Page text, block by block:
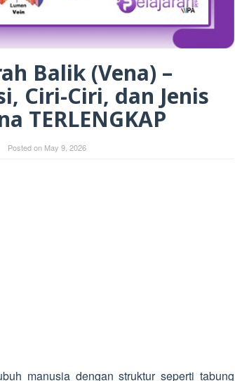
Balik (Vena) –
Ciri-Ciri, dan Jenis
TERLENGKAP
Posted on May 9, 2026
manusia dengan struktur seperti tabung